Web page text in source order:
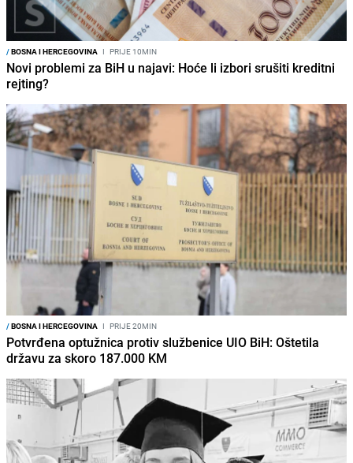
/BOSNA I HERCEGOVINA I PRIJE 10MIN
Novi problemi za BiH u najavi: Hoće li izbori srušiti kreditni
rejting?
/BOSNA I HERCEGOVINA I PRIJE 20MIN
Potvrđena optužnica protiv službenice UIO BiH: Oštetila
državu za skoro 187.000 KM